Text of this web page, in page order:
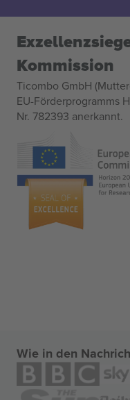
Kommission
Ticombo GmbH
EU-Förderprogramms
Nr. 782393 anerkannt.
Wie in den